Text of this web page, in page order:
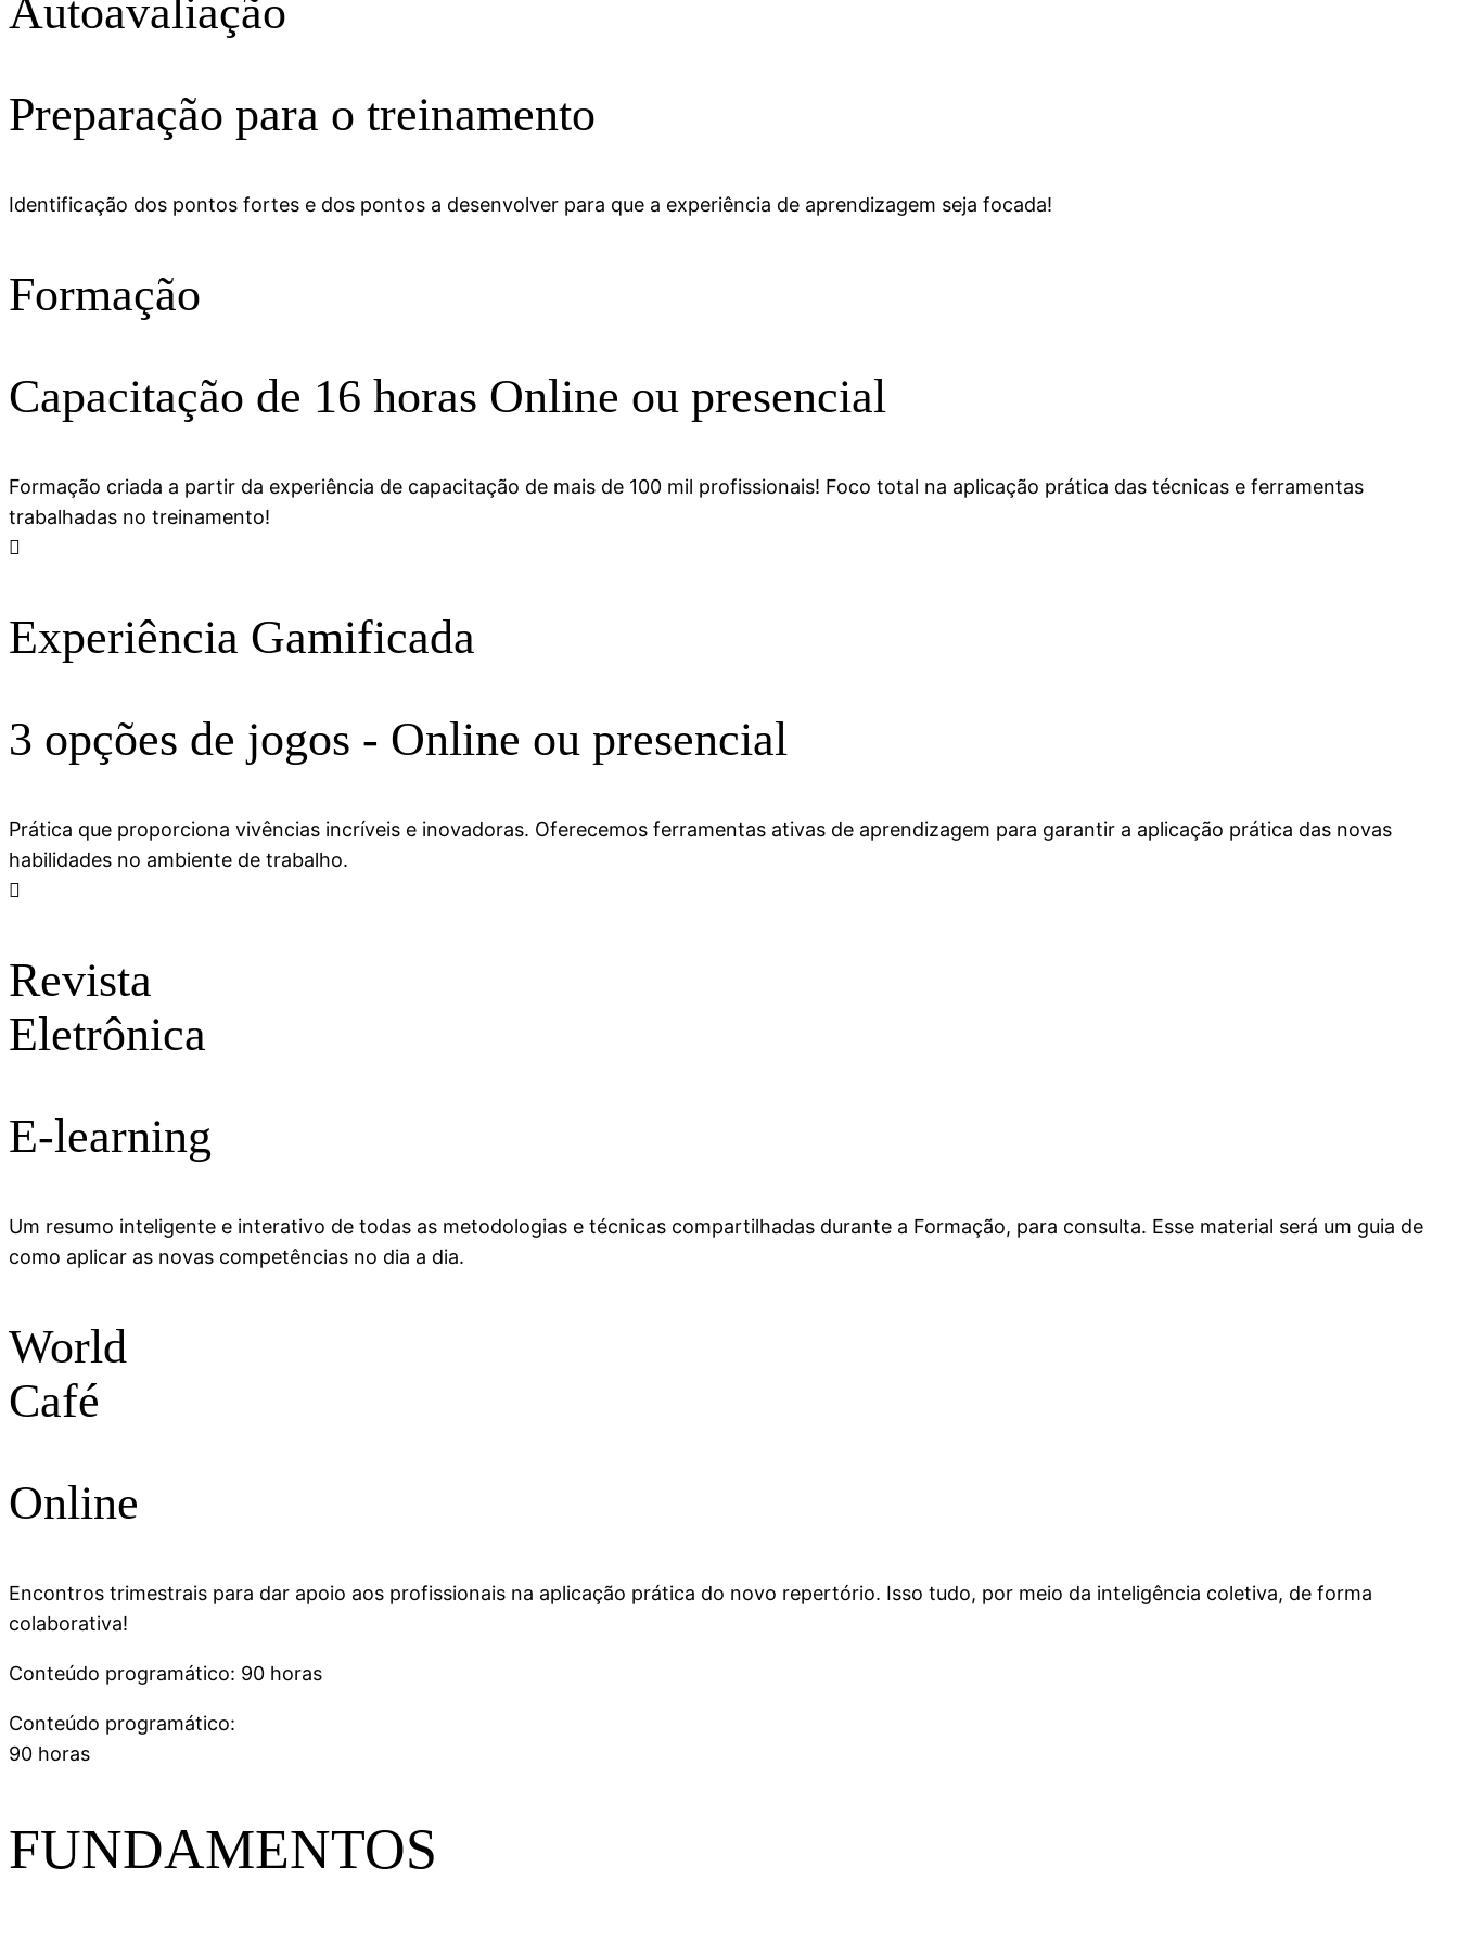
Autoavaliação
Preparação para o treinamento
Identificação dos pontos fortes e dos pontos a desenvolver para que a experiência de aprendizagem seja focada!
Formação
Capacitação de 16 horas Online ou presencial
Formação criada a partir da experiência de capacitação de mais de 100 mil profissionais! Foco total na aplicação prática das técnicas e ferramentas
trabalhadas no treinamento!
Experiência Gamificada
3 opções de jogos - Online ou presencial
Prática que proporciona vivências incríveis e inovadoras. Oferecemos ferramentas ativas de aprendizagem para garantir a aplicação prática das novas
habilidades no ambiente de trabalho.
Revista
Eletrônica
E-learning
Um resumo inteligente e interativo de todas as metodologias e técnicas compartilhadas durante a Formação, para consulta. Esse material será um guia de
como aplicar as novas competências no dia a dia.
World
Café
Online
Encontros trimestrais para dar apoio aos profissionais na aplicação prática do novo repertório. Isso tudo, por meio da inteligência coletiva, de forma
colaborativa!
Conteúdo programático: 90 horas
Conteúdo programático:
90 horas
FUNDAMENTOS